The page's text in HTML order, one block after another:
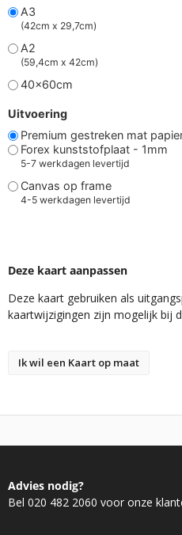
A3
(42cm x 29,7cm)
A2
(59,4cm x 42cm)
40x60cm
Uitvoering
Premium gestreken mat
Forex kunststofplaat - 1mm
5-7 werkdagen levertijd
Canvas op frame
4-5 werkdagen levertijd
Deze kaart aanpassen
Deze kaart gebruiken als
kaartwijzigingen zijn mogelijk bij
Ik wil een Kaart op maat
Advies nodig?
Bel 020 482 2060 voor onze